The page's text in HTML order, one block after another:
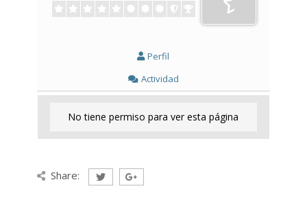
Perfil
Actividad
No tiene permiso para ver esta página
Share: